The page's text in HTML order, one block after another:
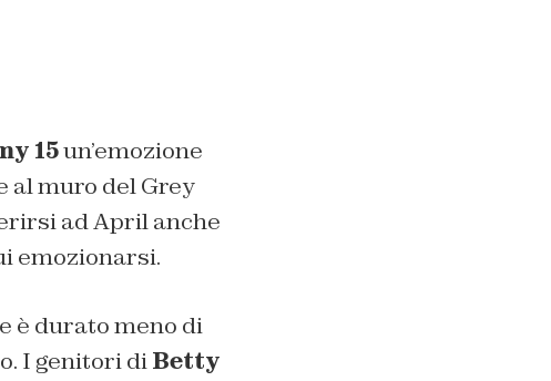
15un’emozione
al muro del Grey
ad April anche
emozionarsi.
è durato meno di
I genitori diBetty